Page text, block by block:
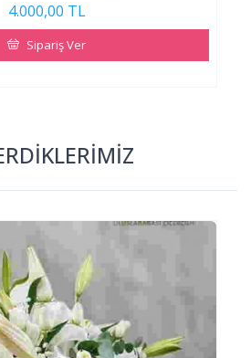
4.000,00 TL
Sipariş Ver